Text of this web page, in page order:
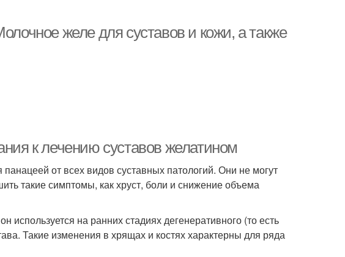
желе для суставов и кожи, а также
к лечению суставов желатином
от всех видов суставных патологий. Они не могут
такие симптомы, как хруст, боли и снижение объема
используется на ранних стадиях дегенеративного (то есть
Такие изменения в хрящах и костях характерны для ряда